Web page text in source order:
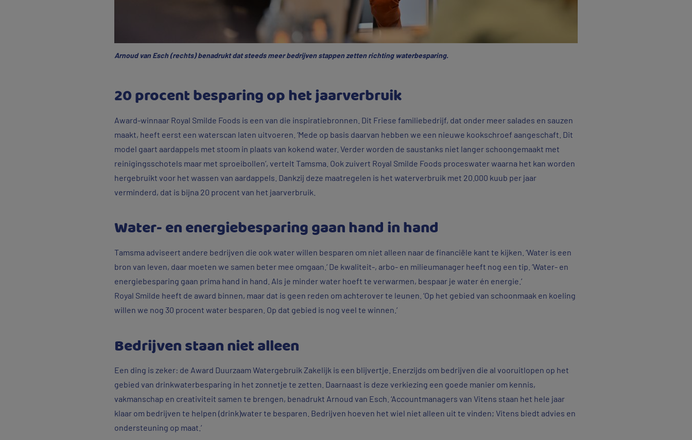
Arnoud van Esch (rechts) benadrukt dat steeds meer bedrijven stappen zetten richting waterbesparing.
20 procent besparing op het jaarverbruik
Award-winnaar Royal Smilde Foods is een van die inspiratiebronnen. Dit Friese familiebedrijf, dat onder meer salades en sauzen
maakt, heeft eerst een waterscan laten uitvoeren. ‘Mede op basis daarvan hebben we een nieuwe kookschroef aangeschaft. Dit
model gaart aardappels met stoom in plaats van kokend water. Verder worden de saustanks niet langer schoongemaakt met
reinigingsschotels maar met sproeibollen’, vertelt Tamsma. Ook zuivert Royal Smilde Foods proceswater waarna het kan worden
hergebruikt voor het wassen van aardappels. Dankzij deze maatregelen is het waterverbruik met 20.000 kuub per jaar
verminderd, dat is bijna 20 procent van het jaarverbruik.
Water- en energiebesparing gaan hand in hand
Tamsma adviseert andere bedrijven die ook water willen besparen om niet alleen naar de financiële kant te kijken. ‘Water is een
bron van leven, daar moeten we samen beter mee omgaan.’ De kwaliteit-, arbo- en milieumanager heeft nog een tip. ‘Water- en
energiebesparing gaan prima hand in hand. Als je minder water hoeft te verwarmen, bespaar je water én energie.’
Royal Smilde heeft de award binnen, maar dat is geen reden om achterover te leunen. ‘Op het gebied van schoonmaak en koeling
willen we nog 30 procent water besparen. Op dat gebied is nog veel te winnen.’
Bedrijven staan niet alleen
Een ding is zeker: de Award Duurzaam Watergebruik Zakelijk is een blijvertje. Enerzijds om bedrijven die al vooruitlopen op het
gebied van drinkwaterbesparing in het zonnetje te zetten. Daarnaast is deze verkiezing een goede manier om kennis,
vakmanschap en creativiteit samen te brengen, benadrukt Arnoud van Esch. ‘Accountmanagers van Vitens staan het hele jaar
klaar om bedrijven te helpen (drink)water te besparen. Bedrijven hoeven het wiel niet alleen uit te vinden; Vitens biedt advies en
ondersteuning op maat.’